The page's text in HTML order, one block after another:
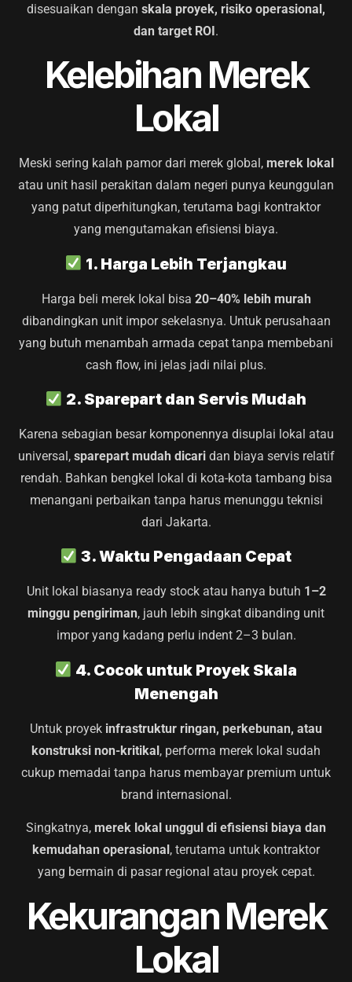
disesuaikan dengan skala proyek, risiko operasional,
dan target ROI.
Kelebihan Merek
Lokal
Meski sering kalah pamor dari merek global, merek lokal
atau unit hasil perakitan dalam negeri punya keunggulan
yang patut diperhitungkan, terutama bagi kontraktor
yang mengutamakan efisiensi biaya.
1. Harga Lebih Terjangkau
Harga beli merek lokal bisa 20–40% lebih murah
dibandingkan unit impor sekelasnya. Untuk perusahaan
yang butuh menambah armada cepat tanpa membebani
cash flow, ini jelas jadi nilai plus.
2. Sparepart dan Servis Mudah
Karena sebagian besar komponennya disuplai lokal atau
universal, sparepart mudah dicaridan biaya servis relatif
rendah. Bahkan bengkel lokal di kota-kota tambang bisa
menangani perbaikan tanpa harus menunggu teknisi
dari Jakarta.
3. Waktu Pengadaan Cepat
Unit lokal biasanya ready stock atau hanya butuh 1–2
minggu pengiriman, jauh lebih singkat dibanding unit
impor yang kadang perlu indent 2–3 bulan.
4. Cocok untuk Proyek Skala
Menengah
Untuk proyek infrastruktur ringan, perkebunan, atau
konstruksi non-kritikal, performa merek lokal sudah
cukup memadai tanpa harus membayar premium untuk
brand internasional.
Singkatnya, merek lokal unggul di efisiensi biaya dan
kemudahan operasional, terutama untuk kontraktor
yang bermain di pasar regional atau proyek cepat.
Kekurangan Merek
Lokal